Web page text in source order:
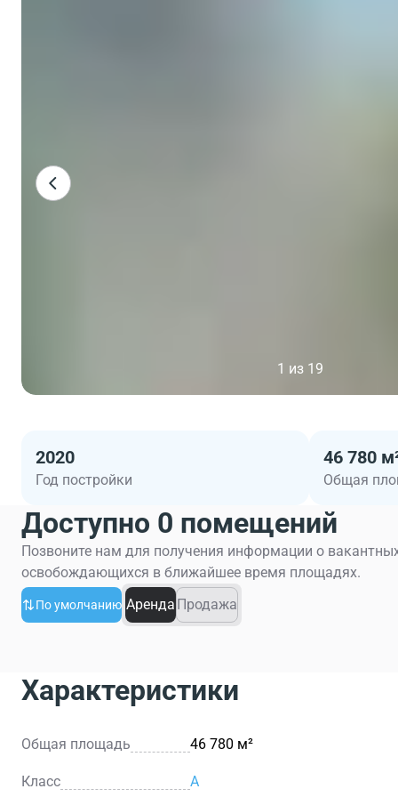
1 из 19
2020
Год постройки
46 780
Общая
Доступно 0 помещений
Позвоните нам для получения информации о
освобождающихся в ближайшее время площадях.
По умолчанию Аренда Продажа
Характеристики
Общая площадь 46 780 м²
Класс A